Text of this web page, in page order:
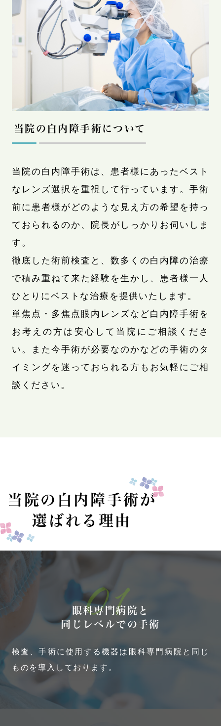
当院の白内障手術について
当院の白内障手術は、患者様にあったベスト
なレンズ選択を重視して行っています。手術
前に患者様がどのような見え方の希望を持っ
ておられるのか、院長がしっかりお伺いしま
す。
徹底した術前検査と、数多くの白内障の治療
で積み重ねて来た経験を生かし、患者様一人
ひとりにベストな治療を提供いたします。
単焦点・多焦点眼内レンズなど白内障手術を
お考えの方は安心して当院にご相談くださ
い。また今手術が必要なのかなどの手術のタ
イミングを迷っておられる方もお気軽にご相
談ください。
当院の白内障手術が
選ばれる理由
01
眼科専門病院と
同じレベルでの手術
検査、手術に使用する機器は眼科専門病院と同じ
ものを導入しております。